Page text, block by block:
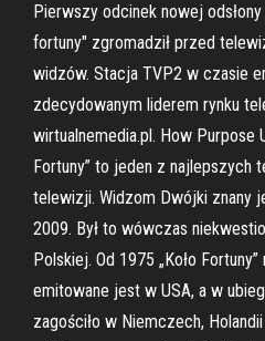
Pierwszy odcinek nowej
fortuny" zgromadził przed
widzów. Stacja TVP2 w czasie
zdecydowanym liderem rynku
wirtualnemedia.pl. How Purpose
Fortuny” to jeden z najlepszych
telewizji. Widzom Dwójki znany
2009. Był to wówczas
Polskiej. Od 1975 „Koło
emitowane jest w USA, a w
zagościło w Niemczech,